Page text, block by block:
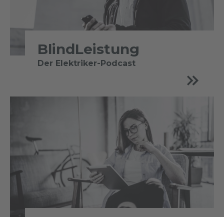
BlindLeistung
Der Elektriker-Podcast